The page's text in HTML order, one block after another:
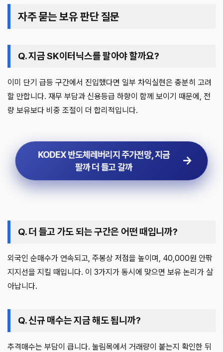
자주 묻는 보유 판단 질문
Q. 지금 SK이터닉스를 팔아야 할까요?
이미 단기 급등 구간에서 진입했다면 일부 차익실현은 충분히 고려
할 만합니다. 재무 부담과 신용등급 하향이 함께 보이기 때문에, 전
량 보유보다 비중 조절이 더 합리적입니다.
KODEX 반도체레버리지 주가전망, 지금
팔까 더 들고 갈까
Q. 더 들고 가도 되는 구간은 어떤 때입니까?
외국인 순매수가 연속되고, 주봉상 저점을 높이며, 40,000원 안팎
지지선을 지킬 때입니다. 이 3가지가 동시에 맞으면 보유 논리가 살
아납니다.
Q. 신규 매수는 지금 해도 됩니까?
추격매수는 부담이 큽니다. 눌림목에서 거래량이 붙는지 확인한 뒤